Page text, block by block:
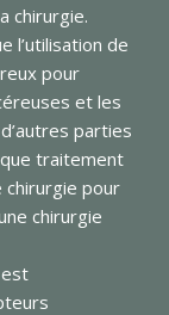
chirurgie.
l’utilisation de
pour
et les
parties
traitement
chirurgie pour
chirurgie